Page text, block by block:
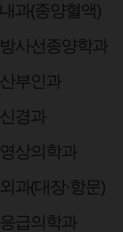
내과(종양혈액)
방사선종양학과
산부인과
신경과
영상의학과
외과(대장·항문)
응급의학과